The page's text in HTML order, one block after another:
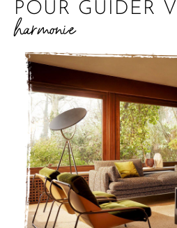
POUR GUIDER
harmonie